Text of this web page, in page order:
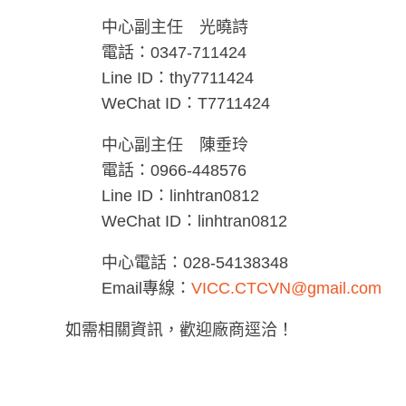
中心副主任 光曉詩
電話：0347-711424
Line ID：thy7711424
WeChat ID：T7711424
中心副主任 陳垂玲
電話：0966-448576
Line ID：linhtran0812
WeChat ID：linhtran0812
中心電話：028-54138348
Email專線： VICC.CTCVN@gmail.com
如需相關資訊，歡迎廠商逕洽！